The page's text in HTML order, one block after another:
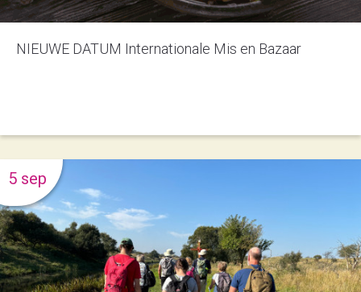
NIEUWE DATUM Internationale Mis en Bazaar
5 sep